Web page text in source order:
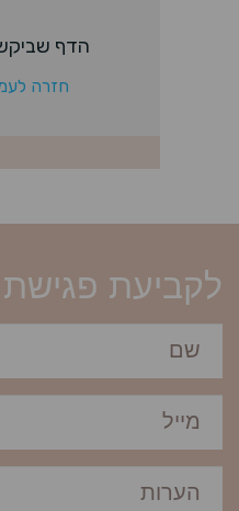
לקביעת פגישת